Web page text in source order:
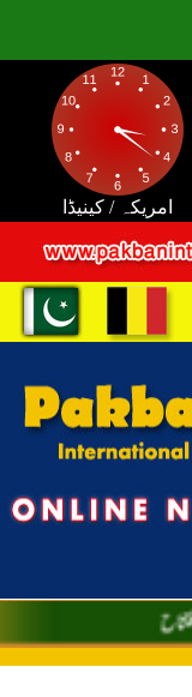
امریکہ / کینیڈا